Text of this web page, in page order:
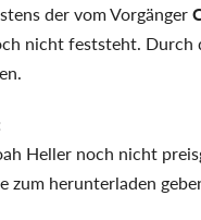
der vom Vorgänger
nicht feststeht.
Heller noch nicht
zum herunterladen